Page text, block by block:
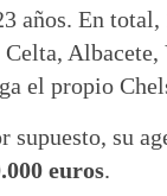
años. En total,
el propio
supuesto, su
euros.